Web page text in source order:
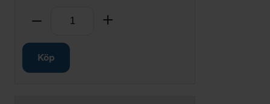
Ta bort
Köp